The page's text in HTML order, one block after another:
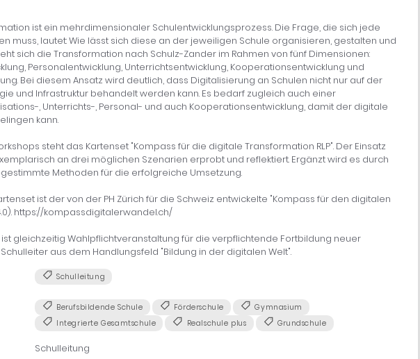
ist ein mehrdimensionaler Schulentwicklungsprozess. Die Frage, die sich jede
muss, lautet: Wie lässt sich diese an der jeweiligen Schule organisieren, gestalten und
sich die Transformation nach Schulz-Zander im Rahmen von fünf Dimensionen:
Personalentwicklung, Unterrichtsentwicklung, Kooperationsentwicklung und
Bei diesem Ansatz wird deutlich, dass Digitalisierung an Schulen nicht nur auf der
und Infrastruktur behandelt werden kann. Es bedarf zugleich auch einer
, Unterrichts-, Personal- und auch Kooperationsentwicklung, damit der digitale
kann.
steht das Kartenset "Kompass für die digitale Transformation RLP". Der Einsatz
an drei möglichen Szenarien erprobt und reflektiert. Ergänzt wird es durch
Methoden für die erfolgreiche Umsetzung.
ist der von der PH Zürich für die Schweiz entwickelte "Kompass für den digitalen
https://kompassdigitalerwandel.ch/
gleichzeitig Wahlpflichtveranstaltung für die verpflichtende Fortbildung neuer
aus dem Handlungsfeld "Bildung in der digitalen Welt".
Schulleitung
Berufsbildende Schule Förderschule
Gymnasium
Integrierte Gesamtschule
Realschule plus Grundschule
Schulleitung